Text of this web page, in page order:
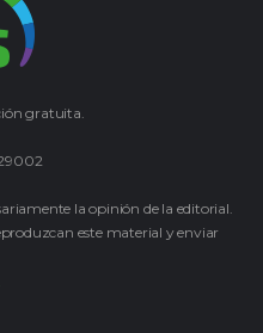
gratuita.
la opinión de la editorial.
este material y enviar